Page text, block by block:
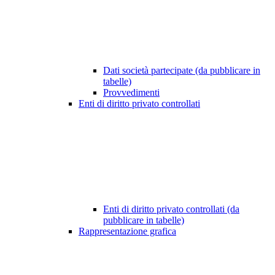
Dati società partecipate (da pubblicare in
tabelle)
Provvedimenti
Enti di diritto privato controllati
Enti di diritto privato controllati (da
pubblicare in tabelle)
Rappresentazione grafica